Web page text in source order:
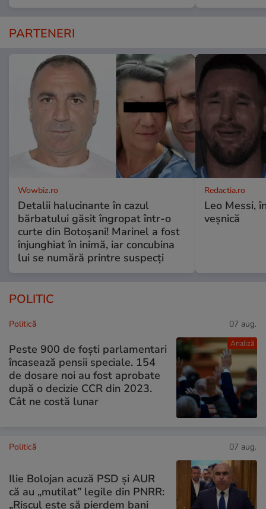
PARTENERI
Wowbiz.ro
Detalii halucinante în cazul
bărbatului găsit îngropat într-o
curte din Botoșani! Marinel a fost
înjunghiat în inimă, iar concubina
lui se numără printre suspecți
Redactia.ro
Leo Messi,
veșnică
POLITIC
Analiză
Politică 07 aug.
Peste 900 de foști parlamentari
încasează pensii speciale. 154
de dosare noi au fost aprobate
după o decizie CCR din 2023.
Cât ne costă lunar
Politică 07 aug.
Ilie Bolojan acuză PSD și AUR
că au „mutilat” legile din PNRR:
„Riscul este să pierdem bani